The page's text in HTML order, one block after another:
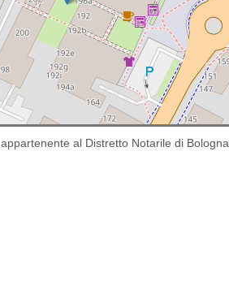
, appartenente al Distretto Notarile di Bologna.